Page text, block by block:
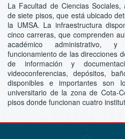
La Facultad de Ciencias
de siete pisos, que está ubicado
la UMSA. La infraestructura
cinco carreras, que comprenden
académico administrativo,
funcionamiento de las direcciones
de información y
videoconferencias, depósitos,
disponibles e importantes son
universitario de la zona de Cota-
pisos donde funcionan cuatro